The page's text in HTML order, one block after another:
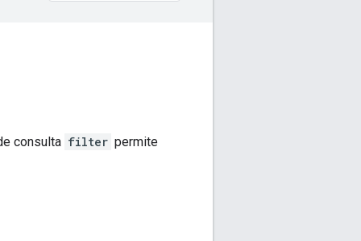
consulta filter permite